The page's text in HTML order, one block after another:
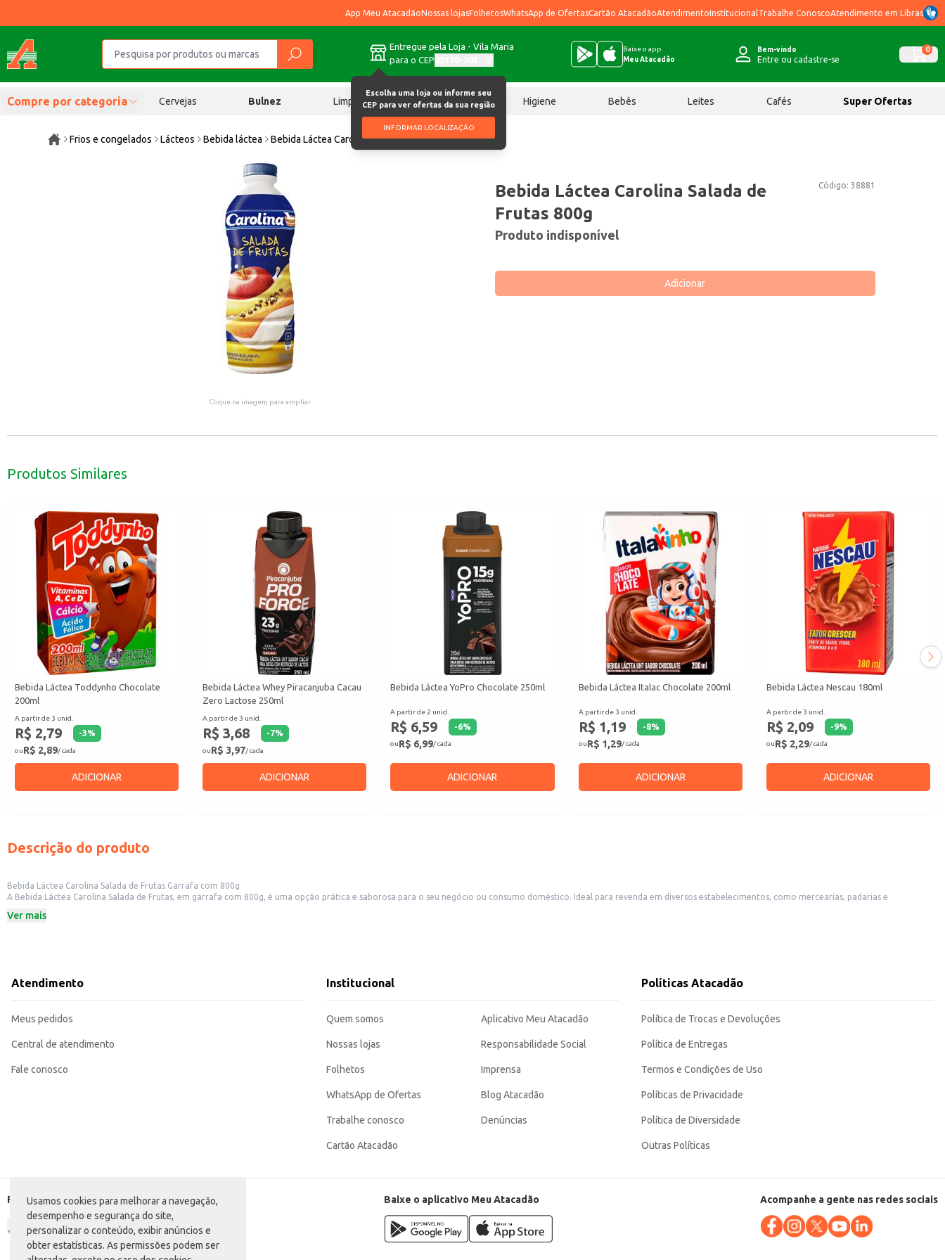
Usamos cookies para melhorar a navegação,
desempenho e segurança do site,
personalizar o conteúdo, exibir anúncios e
obter estatísticas. As permissões podem ser
App Meu AtacadãoNossas lojasFolhetosWhatsApp de OfertasCartão AtacadãoAtendimentoInstitucional Trabalhe ConoscoAtendimento em Libras
Entregue pela Loja - Vila Maria
para o CEP
Escolha uma loja ou informe seu
CEP para ver ofertas da sua região
INFORMAR LOCALIZAÇÃO
Baixe o app
Meu Atacadão
Bem-vindo
Entre ou cadastre-se
0
Compre por categoria Cervejas Bulnez Limpeza Chocolates Higiene Bebês Leites Cafés Super Ofertas
Frios e congelados Lácteos Bebida láctea Bebida Láctea Carolina Salada de Frutas 800g
Clique na imagem para ampliar.
Código: 38881
Bebida Láctea Carolina Salada de
Frutas 800g
Produto indisponível
Adicionar
Produtos Similares
Bebida Láctea Toddynho Chocolate
200ml
A partir de 3 unid.
R$ 2,79 -3%
ouR$ 2,89/ cada
ADICIONAR
Bebida Láctea Whey Piracanjuba Cacau
Zero Lactose 250ml
A partir de 3 unid.
R$ 3,68 -7%
ouR$ 3,97/ cada
ADICIONAR
Bebida Láctea YoPro Chocolate 250ml
A partir de 2 unid.
R$ 6,59 -6%
ouR$ 6,99/ cada
ADICIONAR
Bebida Láctea Italac Chocolate 200ml
A partir de 3 unid.
R$ 1,19 -8%
ouR$ 1,29/ cada
ADICIONAR
Bebida Láctea Nescau 180ml
A partir de 3 unid.
R$ 2,09 -9%
ouR$ 2,29/ cada
ADICIONAR
Descrição do produto
Bebida Láctea Carolina Salada de Frutas Garrafa com 800g
A Bebida Láctea Carolina Salada de Frutas, em garrafa com 800g, é uma opção prática e saborosa para o seu negócio ou consumo doméstico. Ideal para revenda em diversos estabelecimentos, como mercearias, padarias e
Formato prático em garrafa de 800g.
Perfeita para complementar lanches e refeições.
Uma opção prática e saborosa para o seu dia a dia.
e estabelecimentos.
Ver mais
Atendimento
Meus pedidos
Central de atendimento
Fale conosco
Institucional
Quem somos
Nossas lojas
Folhetos
WhatsApp de Ofertas
Trabalhe conosco
Cartão Atacadão
Aplicativo Meu Atacadão
Responsabilidade Social
Imprensa
Blog Atacadão
Denúncias
Políticas Atacadão
Política de Trocas e Devoluções
Política de Entregas
Termos e Condições de Uso
Políticas de Privacidade
Política de Diversidade
Outras Políticas
Formas de pagamento Baixe o aplicativo Meu Atacadão Acompanhe a gente nas redes sociais